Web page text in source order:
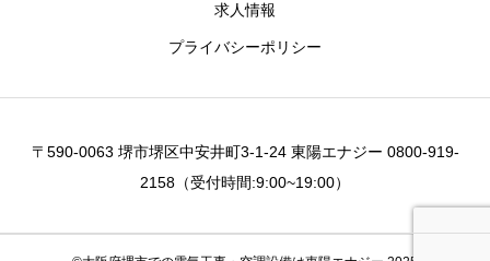
求人情報
プライバシーポリシー
〒590-0063 堺市堺区中安井町3-1-24 東陽エナジー 0800-919-
2158（受付時間:9:00~19:00）